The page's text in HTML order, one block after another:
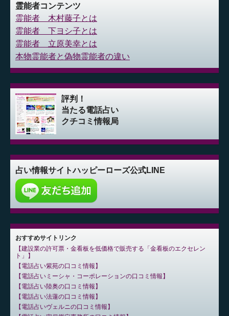
霊能者コンテンツ
霊能者 木村藤子とは
霊能者 下ヨシ子とは
霊能者 立原美幸とは
本物霊能者と偽物霊能者の違い
評判！
当たる電話占い
クチコミ情報局
占い情報サイトハッピーローズ公式LINE
おすすめサイトリンク
建設業の許可票・金看板を低価格で販売する「金看板のエクセレン
ト」
電話占い紫苑の口コミ情報
電話占いミーシャ・コーポレーションの口コミ情報
電話占い陸奥の口コミ情報
電話占い法蓮の口コミ情報
電話占いヴェルニの口コミ情報